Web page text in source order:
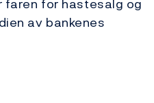
for hastesalg og
av bankenes